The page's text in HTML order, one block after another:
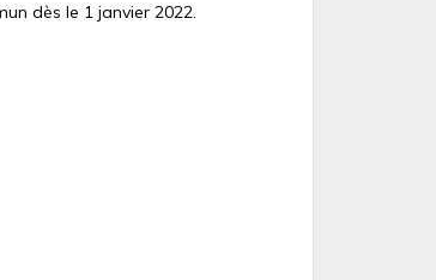
dès le 1 janvier 2022.